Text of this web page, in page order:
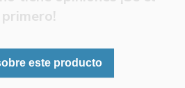
primero!
este producto